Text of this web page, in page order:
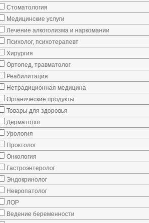
Стоматология
Медицинские услуги
Лечение алкоголизма и наркомании
Психолог, психотерапевт
Хирургия
Ортопед, травматолог
Реабилитация
Нетрадиционная медицина
Органические продукты
Товары для здоровья
Дерматолог
Урология
Проктолог
Онкология
Гастроэнтеролог
Эндокринолог
Невропатолог
ЛОР
Ведение беременности